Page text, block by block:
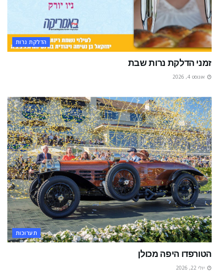
הדלקת נרות
זמני הדלקת נרות שבת
אוגוסט 4, 2026
תערוכות
הטורפדו היפה מכולן
יולי 22, 2026